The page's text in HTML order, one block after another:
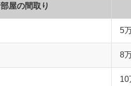
屋の間取り
5
8
10